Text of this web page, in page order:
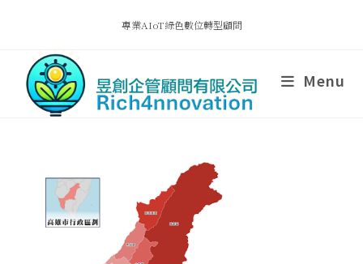
專業AIoT綠色數位轉型顧問
Menu